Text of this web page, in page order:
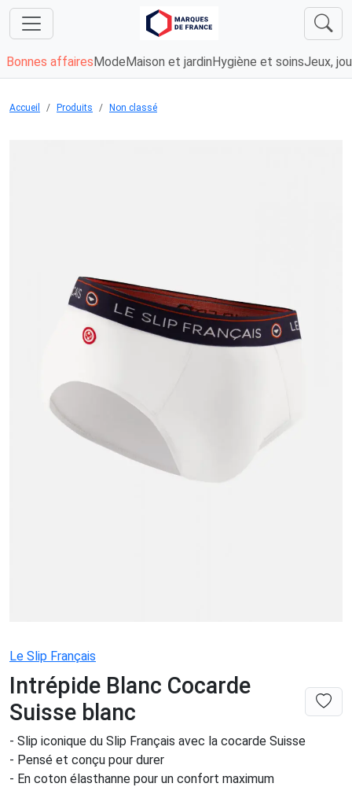
Bonnes affaires Mode Maison et jardin Hygiène et soinsJeux,
Accueil Produits Non classé
Le Slip Français
Intrépide Blanc Cocarde
Suisse blanc
- Slip iconique du Slip Français avec la cocarde Suisse
- Pensé et conçu pour durer
- En coton élasthanne pour un confort maximum